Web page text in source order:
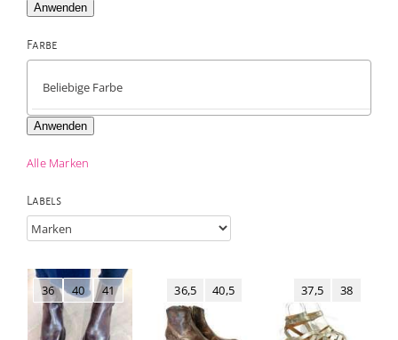
36 40 41 36,5 40,5 37,5 38
Anwenden
Farbe
Anwenden
Alle Marken
Labels